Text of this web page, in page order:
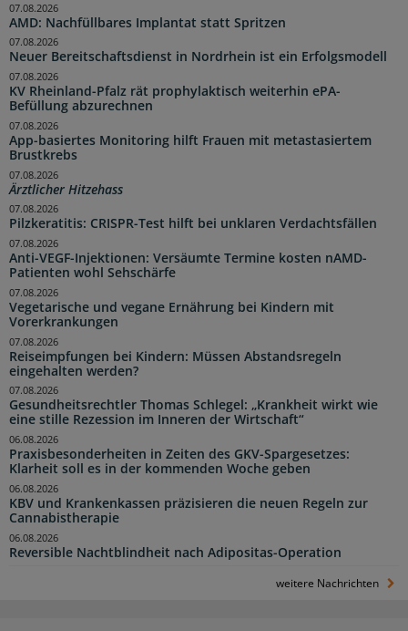
AMD: Nachfüllbares Implantat statt Spritzen
07.08.2026
Neuer Bereitschaftsdienst in Nordrhein ist ein Erfolgsmodell
07.08.2026
KV Rheinland-Pfalz rät prophylaktisch weiterhin ePA-
Befüllung abzurechnen
07.08.2026
App-basiertes Monitoring hilft Frauen mit metastasiertem
Brustkrebs
07.08.2026
Ärztlicher Hitzehass
07.08.2026
Pilzkeratitis: CRISPR-Test hilft bei unklaren Verdachtsfällen
07.08.2026
Anti-VEGF-Injektionen: Versäumte Termine kosten nAMD-
Patienten wohl Sehschärfe
07.08.2026
Vegetarische und vegane Ernährung bei Kindern mit
Vorerkrankungen
07.08.2026
Reiseimpfungen bei Kindern: Müssen Abstandsregeln
eingehalten werden?
07.08.2026
Gesundheitsrechtler Thomas Schlegel: „Krankheit wirkt wie
eine stille Rezession im Inneren der Wirtschaft“
07.08.2026
Praxisbesonderheiten in Zeiten des GKV-Spargesetzes:
Klarheit soll es in der kommenden Woche geben
06.08.2026
KBV und Krankenkassen präzisieren die neuen Regeln zur
Cannabistherapie
06.08.2026
Reversible Nachtblindheit nach Adipositas-Operation
06.08.2026
weitere Nachrichten